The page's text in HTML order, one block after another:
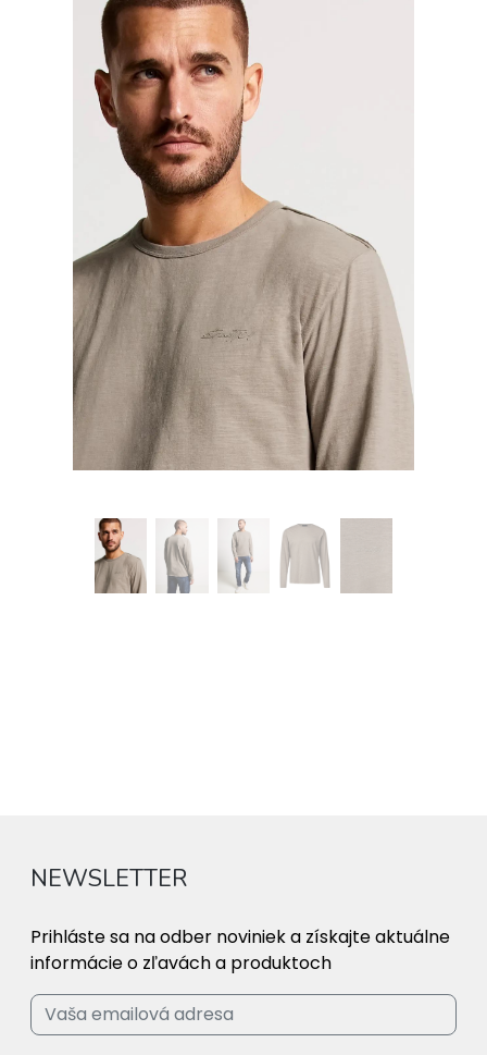
NEWSLETTER
Prihláste sa na odber noviniek a získajte aktuálne
informácie o zľavách a produktoch